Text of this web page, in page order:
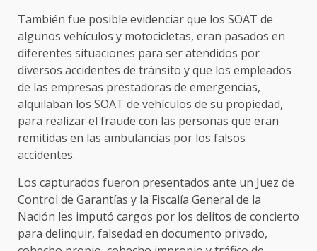
También fue posible evidenciar que los SOAT de
algunos vehículos y motocicletas, eran pasados en
diferentes situaciones para ser atendidos por
diversos accidentes de tránsito y que los empleados
de las empresas prestadoras de emergencias,
alquilaban los SOAT de vehículos de su propiedad,
para realizar el fraude con las personas que eran
remitidas en las ambulancias por los falsos
accidentes.
Los capturados fueron presentados ante un Juez de
Control de Garantías y la Fiscalía General de la
Nación les imputó cargos por los delitos de concierto
para delinquir, falsedad en documento privado,